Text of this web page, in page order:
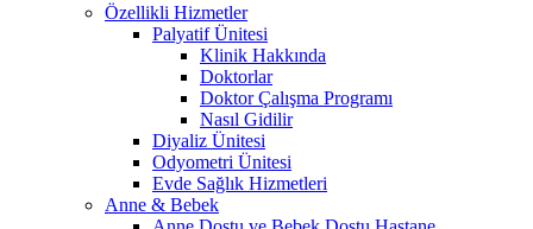
Özellikli Hizmetler
Palyatif Ünitesi
Klinik Hakkında
Doktorlar
Doktor Çalışma Programı
Nasıl Gidilir
Diyaliz Ünitesi
Odyometri Ünitesi
Evde Sağlık Hizmetleri
Anne & Bebek